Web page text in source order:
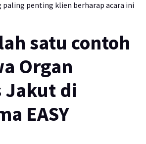
paling penting klien berharap acara ini
satu contoh
Organ
Jakut di
EASY